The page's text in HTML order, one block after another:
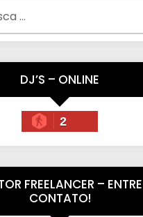
DJ’S – ONLINE
2
FREELANCER –
CONTATO!